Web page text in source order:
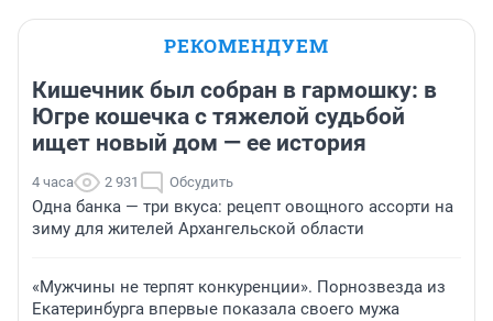
РЕКОМЕНДУЕМ
Кишечник был собран в гармошку: в
Югре кошечка с тяжелой судьбой
ищет новый дом — ее история
4 часа 2 931 Обсудить
Одна банка — три вкуса: рецепт овощного ассорти на
зиму для жителей Архангельской области
«Мужчины не терпят конкуренции». Порнозвезда из
Екатеринбурга впервые показала своего мужа